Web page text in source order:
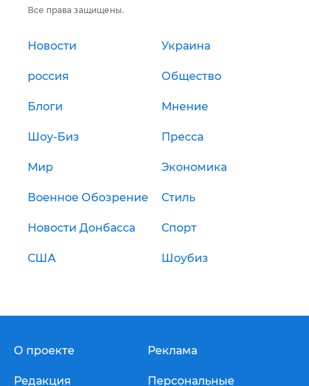
Все права защищены.
Новости Украина
россия Общество
Блоги Мнение
Шоу-Биз Пресса
Мир Экономика
Военное Обозрение Стиль
Новости Донбасса Спорт
США Шоубиз
О проекте
Редакция
Реклама
Персональные